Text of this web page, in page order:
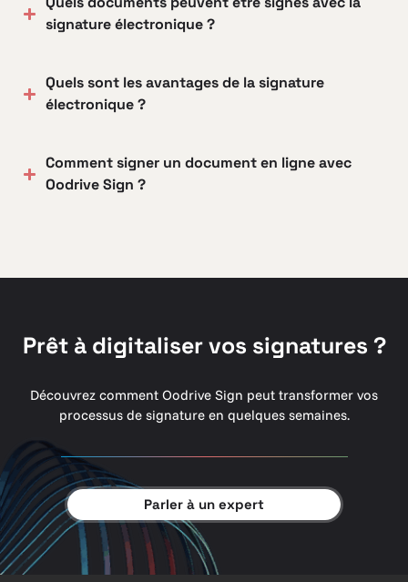
signature électronique ?
Quels sont les avantages de la signature
électronique ?
Comment signer un document en ligne avec
Oodrive Sign ?
Prêt à digitaliser vos signatures ?
Découvrez comment Oodrive Sign peut transformer vos
processus de signature en quelques semaines.
Parler à un expert